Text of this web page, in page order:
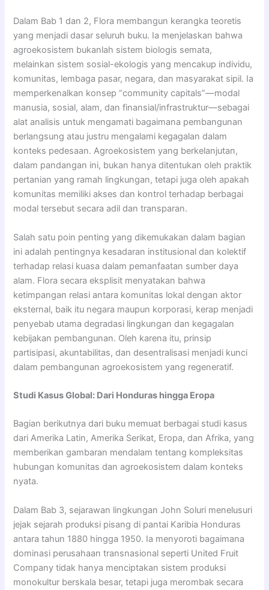
Dalam Bab 1 dan 2, Flora membangun kerangka teoretis
yang menjadi dasar seluruh buku. Ia menjelaskan bahwa
agroekosistem bukanlah sistem biologis semata,
melainkan sistem sosial-ekologis yang mencakup individu,
komunitas, lembaga pasar, negara, dan masyarakat sipil. Ia
memperkenalkan konsep “community capitals”—modal
manusia, sosial, alam, dan finansial/infrastruktur—sebagai
alat analisis untuk mengamati bagaimana pembangunan
berlangsung atau justru mengalami kegagalan dalam
konteks pedesaan. Agroekosistem yang berkelanjutan,
dalam pandangan ini, bukan hanya ditentukan oleh praktik
pertanian yang ramah lingkungan, tetapi juga oleh apakah
komunitas memiliki akses dan kontrol terhadap berbagai
modal tersebut secara adil dan transparan.
Salah satu poin penting yang dikemukakan dalam bagian
ini adalah pentingnya kesadaran institusional dan kolektif
terhadap relasi kuasa dalam pemanfaatan sumber daya
alam. Flora secara eksplisit menyatakan bahwa
ketimpangan relasi antara komunitas lokal dengan aktor
eksternal, baik itu negara maupun korporasi, kerap menjadi
penyebab utama degradasi lingkungan dan kegagalan
kebijakan pembangunan. Oleh karena itu, prinsip
partisipasi, akuntabilitas, dan desentralisasi menjadi kunci
dalam pembangunan agroekosistem yang regeneratif.
Studi Kasus Global: Dari Honduras hingga Eropa
Bagian berikutnya dari buku memuat berbagai studi kasus
dari Amerika Latin, Amerika Serikat, Eropa, dan Afrika, yang
memberikan gambaran mendalam tentang kompleksitas
hubungan komunitas dan agroekosistem dalam konteks
nyata.
Dalam Bab 3, sejarawan lingkungan John Soluri menelusuri
jejak sejarah produksi pisang di pantai Karibia Honduras
antara tahun 1880 hingga 1950. Ia menyoroti bagaimana
dominasi perusahaan transnasional seperti United Fruit
Company tidak hanya menciptakan sistem produksi
monokultur berskala besar, tetapi juga merombak secara